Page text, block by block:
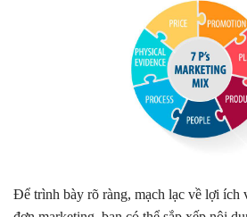
Để trình bày rõ ràng, mạch lạc về lợi ích